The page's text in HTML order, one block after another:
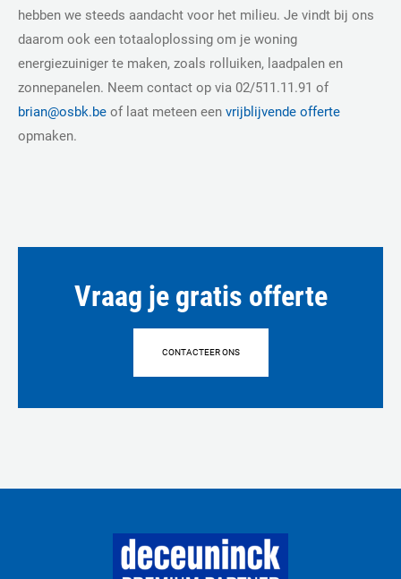
hebben we steeds aandacht voor het milieu. Je vindt bij ons
daarom ook een totaaloplossing om je woning
energiezuiniger te maken, zoals rolluiken, laadpalen en
zonnepanelen. Neem contact op via 02/511.11.91 of
brian@osbk.be of laat meteen een vrijblijvende offerte
opmaken.
Vraag je gratis offerte
CONTACTEER ONS